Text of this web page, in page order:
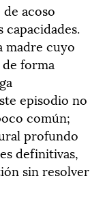
acoso
madre cuyo
forma
episodio no
común;
profundo
definitivas,
sin resolver